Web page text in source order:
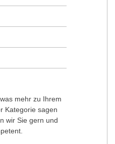
mehr zu Ihrem
Kategorie sagen
wir Sie gern und